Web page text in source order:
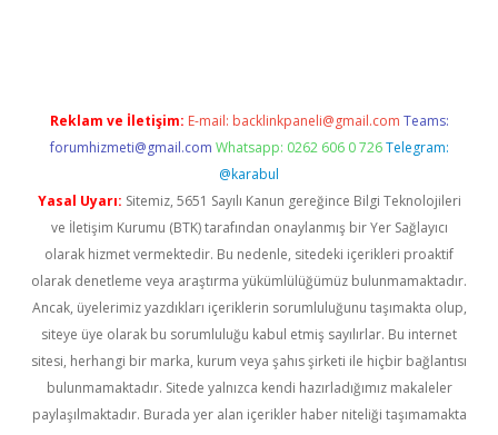
Reklam ve İletişim: E-mail: backlinkpaneli@gmail.com Teams:
forumhizmeti@gmail.com Whatsapp: 0262 606 0 726 Telegram:
@karabul
Yasal Uyarı: Sitemiz, 5651 Sayılı Kanun gereğince Bilgi Teknolojileri
ve İletişim Kurumu (BTK) tarafından onaylanmış bir Yer Sağlayıcı
olarak hizmet vermektedir. Bu nedenle, sitedeki içerikleri proaktif
olarak denetleme veya araştırma yükümlülüğümüz bulunmamaktadır.
Ancak, üyelerimiz yazdıkları içeriklerin sorumluluğunu taşımakta olup,
siteye üye olarak bu sorumluluğu kabul etmiş sayılırlar. Bu internet
sitesi, herhangi bir marka, kurum veya şahıs şirketi ile hiçbir bağlantısı
bulunmamaktadır. Sitede yalnızca kendi hazırladığımız makaleler
paylaşılmaktadır. Burada yer alan içerikler haber niteliği taşımamakta